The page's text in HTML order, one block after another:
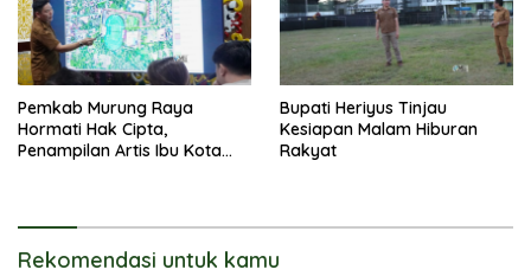
Pemkab Murung Raya
Hormati Hak Cipta,
Penampilan Artis Ibu Kota
Bupati Heriyus Tinjau
Kesiapan Malam Hiburan
Rakyat
Rekomendasi untuk kamu